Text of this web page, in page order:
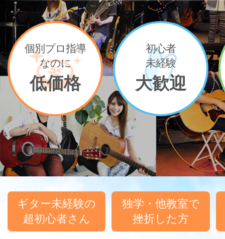
個別プロ指導
なのに
低価格
初心者
未経験
大歓迎
ギター未経験の
超初心者さん
独学・他教室で
挫折した方